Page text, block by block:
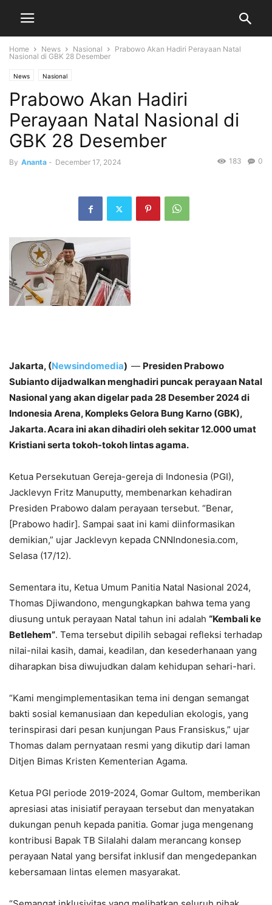
Home News Nasional
Prabowo Akan Hadiri Perayaan Natal
Nasional di GBK 28 Desember
News Nasional
Prabowo Akan Hadiri
Perayaan Natal Nasional di
GBK 28 Desember
By Ananta - December 17, 2024 0
183
Jakarta, (Newsindomedia) — Presiden Prabowo
Subianto dijadwalkan menghadiri puncak perayaan Natal
Nasional yang akan digelar pada 28 Desember 2024 di
Indonesia Arena, Kompleks Gelora Bung Karno (GBK),
Jakarta. Acara ini akan dihadiri oleh sekitar 12.000 umat
Kristiani serta tokoh-tokoh lintas agama.
Ketua Persekutuan Gereja-gereja di Indonesia (PGI),
Jacklevyn Fritz Manuputty, membenarkan kehadiran
Presiden Prabowo dalam perayaan tersebut. “Benar,
[Prabowo hadir]. Sampai saat ini kami diinformasikan
demikian,” ujar Jacklevyn kepada CNNIndonesia.com,
Selasa (17/12).
Sementara itu, Ketua Umum Panitia Natal Nasional 2024,
Thomas Djiwandono, mengungkapkan bahwa tema yang
diusung untuk perayaan Natal tahun ini adalah “Kembali ke
Betlehem”. Tema tersebut dipilih sebagai refleksi terhadap
nilai-nilai kasih, damai, keadilan, dan kesederhanaan yang
diharapkan bisa diwujudkan dalam kehidupan sehari-hari.
“Kami mengimplementasikan tema ini dengan semangat
bakti sosial kemanusiaan dan kepedulian ekologis, yang
terinspirasi dari pesan kunjungan Paus Fransiskus,” ujar
Thomas dalam pernyataan resmi yang dikutip dari laman
Ditjen Bimas Kristen Kementerian Agama.
Ketua PGI periode 2019-2024, Gomar Gultom, memberikan
apresiasi atas inisiatif perayaan tersebut dan menyatakan
dukungan penuh kepada panitia. Gomar juga mengenang
kontribusi Bapak TB Silalahi dalam merancang konsep
perayaan Natal yang bersifat inklusif dan mengedepankan
kebersamaan lintas elemen masyarakat.